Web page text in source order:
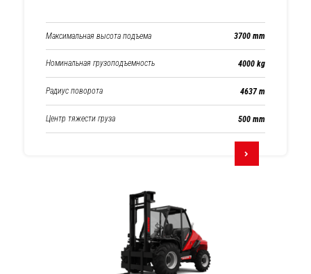
Максимальная высота подъема 3700 mm
Номинальная грузоподъемность 4000 kg
Радиус поворота 4637 m
Центр тяжести груза 500 mm